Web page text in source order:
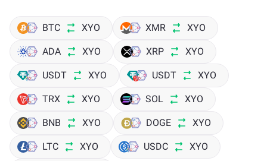
BTC XYO XMR XYO
ADA XYO XRP XYO
USDT XYO USDT XYO
TRX XYO SOL XYO
BNB XYO DOGE XYO
LTC XYO USDC XYO